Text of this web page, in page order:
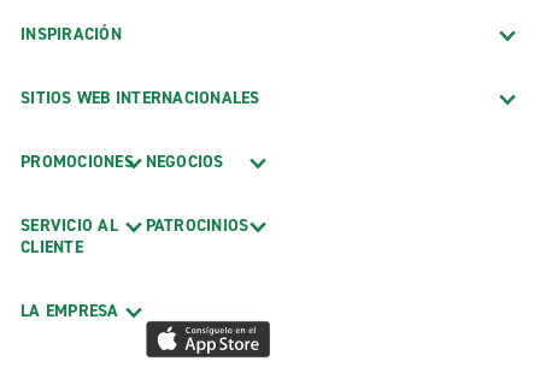
INSPIRACIÓN
SITIOS WEB INTERNACIONALES
PROMOCIONES
SERVICIO AL
CLIENTE
LA EMPRESA
NEGOCIOS
PATROCINIOS